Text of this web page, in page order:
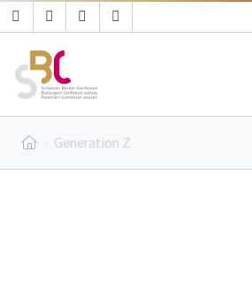
Generation Z